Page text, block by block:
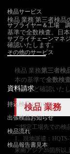
検品 業務 第三者検品
基準で全数検査。日
確認いたします。
検品 業務第三者検
本の基準で全数検
いかなど確認いたし
検品 業務
ご指定工場先での検
1、現地派遣：
東南アジア26箇所以
検品サービス
サプライヤー＆工場
サプライチェーンマネ
その他のサービス
資料請求
持込検品お知らせ
出張検品お知らせ
検品流れ
検品報告書見本